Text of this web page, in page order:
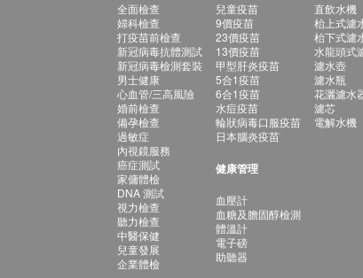
全面檢查
婦科檢查
打疫苗前檢查
新冠病毒抗體測試
新冠病毒檢測套裝
男士健康
心血管/三高風險
婚前檢查
備孕檢查
過敏症
內視鏡服務
癌症測試
家傭體檢
DNA 測試
視力檢查
聽力檢查
中醫保健
兒童發展
企業體檢
兒童疫苗
9價疫苗
23價疫苗
13價疫苗
甲型肝炎疫苗
5合1疫苗
6合1疫苗
水痘疫苗
輪狀病毒口服疫苗
日本腦炎疫苗
健康管理
血壓計
血糖及膽固醇檢測
體溫計
電子磅
助聽器
直飲水機
枱上式濾
枱下式濾
水龍頭式
濾水壺
濾水瓶
花灑濾水
濾芯
電解水機